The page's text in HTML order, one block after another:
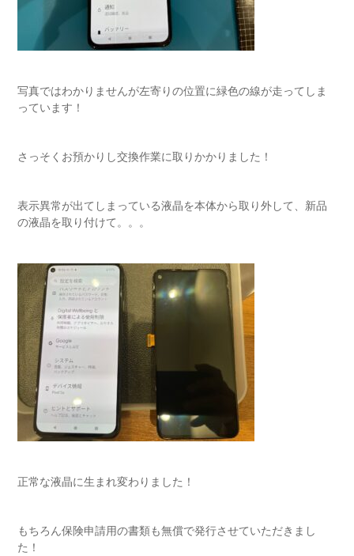
写真ではわかりませんが左寄りの位置に緑色の線が走ってしま
っています！
さっそくお預かりし交換作業に取りかかりました！
表示異常が出てしまっている液晶を本体から取り外して、新品
の液晶を取り付けて。。。
正常な液晶に生まれ変わりました！
もちろん保険申請用の書類も無償で発行させていただきまし
た！